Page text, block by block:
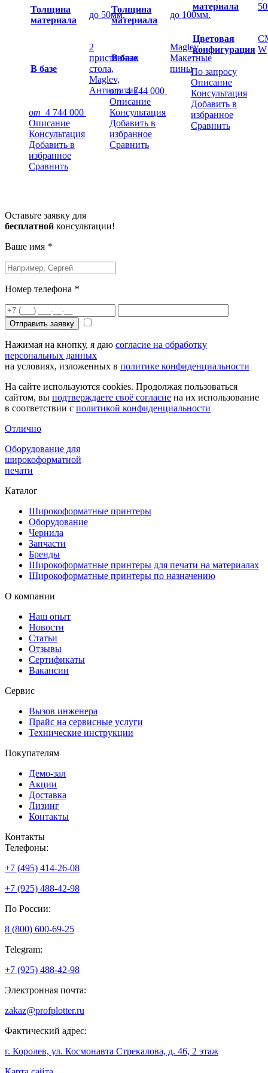
Толщина
материала
до 50мм.
В базе
2
приставных
стола,
Maglev,
Антистатик
от 4 744 000
Описание
Консультация
Добавить в
избранное
Сравнить
Толщина
материала
до 100мм.
В базе
Maglev,
Макетные
пины
от 4 744 000
Описание
Консультация
Добавить в
избранное
Сравнить
материала
Цветовая
конфигурация W
По запросу
Описание
Консультация
Добавить в
избранное
Сравнить
Оставьте заявку для
бесплатной консультации!
Ваше имя *
Номер телефона *
Отправить заявку
Нажимая на кнопку, я даю согласие на обработку
персональных данных
на условиях, изложенных в политике конфиденциальности
На сайте используются cookies. Продолжая пользоваться
сайтом, вы подтверждаете своё согласие на их использование
в соответствии с политикой конфиденциальности
Отлично
Оборудование для
широкоформатной
печати
Каталог
Широкоформатные принтеры
Оборудование
Чернила
Запчасти
Бренды
Широкоформатные принтеры для печати на материалах
Широкоформатные принтеры по назначению
О компании
Наш опыт
Новости
Статьи
Отзывы
Сертификаты
Вакансии
Сервис
Вызов инженера
Прайс на сервисные услуги
Технические инструкции
Покупателям
Демо-зал
Акции
Доставка
Лизинг
Контакты
Контакты
Телефоны:
+7 (495) 414-26-08
+7 (925) 488-42-98
По России:
8 (800) 600-69-25
Telegram:
+7 (925) 488-42-98
Электронная почта:
zakaz@profplotter.ru
Фактический адрес:
г. Королев, ул. Космонавта Стрекалова, д. 46, 2 этаж